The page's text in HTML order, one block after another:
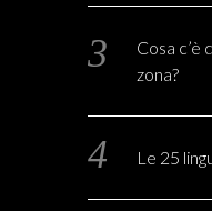
Cosa c’è
zona?
Le 25